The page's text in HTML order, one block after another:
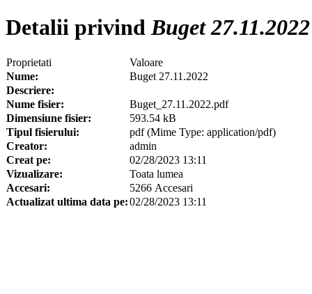
Detalii privindBuget 27.11.2022
Proprietati
Valoare
Nume:
Buget 27.11.2022
Descriere:
Nume fisier:
Buget_27.11.2022.pdf
Dimensiune fisier:
593.54 kB
Tipul fisierului:
pdf (Mime Type: application/pdf)
Creator:
admin
Creat pe:
02/28/2023 13:11
Vizualizare:
Toata lumea
Accesari:
5266 Accesari
Actualizat ultima data pe:02/28/2023 13:11